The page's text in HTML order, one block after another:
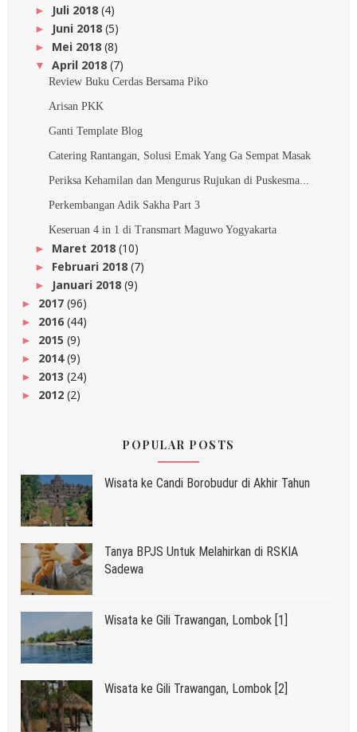
► Juli 2018 (4)
► Juni 2018 (5)
► Mei 2018 (8)
▼ April 2018 (7)
Review Buku Cerdas Bersama Piko
Arisan PKK
Ganti Template Blog
Catering Rantangan, Solusi Emak Yang Ga Sempat Masak
Periksa Kehamilan dan Mengurus Rujukan di Puskesma...
Perkembangan Adik Sakha Part 3
Keseruan 4 in 1 di Transmart Maguwo Yogyakarta
► Maret 2018 (10)
► Februari 2018 (7)
► Januari 2018 (9)
► 2017 (96)
► 2016(44)
► 2015 (9)
► 2014(9)
► 2013 (24)
► 2012 (2)
POPULAR POSTS
Wisata ke Candi Borobudur di Akhir Tahun
Tanya BPJS Untuk Melahirkan di RSKIA
Sadewa
Wisata ke Gili Trawangan, Lombok [1]
Wisata ke Gili Trawangan, Lombok [2]